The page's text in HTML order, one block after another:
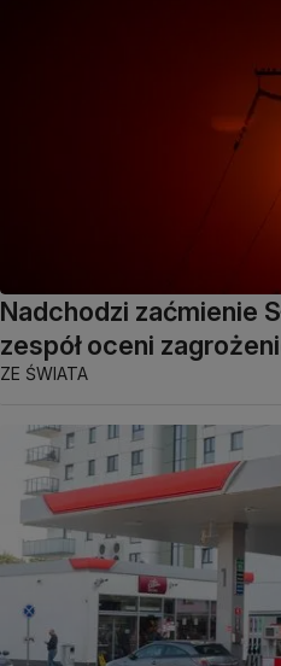
Nadchodzi zaćmienie
zespół oceni
ZE ŚWIATA